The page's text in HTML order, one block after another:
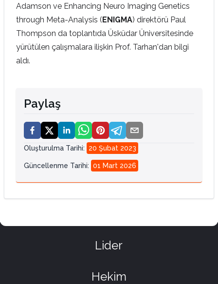
Adamson ve Enhancing Neuro Imaging Genetics
through Meta-Analysis (ENIGMA) direktörü Paul
Thompson da toplantıda Üsküdar Üniversitesinde
yürütülen çalışmalara ilişkin Prof. Tarhan'dan bilgi
aldı.
Paylaş
Oluşturulma Tarihi: 20 Şubat 2023
Güncellenme Tarihi: 01 Mart 2026
Lider
Hekim